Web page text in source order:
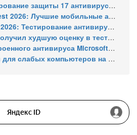
антивирусов от программ-вымогателей и инфостилеров
мобильные антивирусы для Android
для Windows 11 – с настройками по умолчанию
в тестировании 16 антивирусов для Windows
Microsoft Defender для защиты Windows ПК?
на Windows 11 – тест AV-Comparatives (апрель 2026)